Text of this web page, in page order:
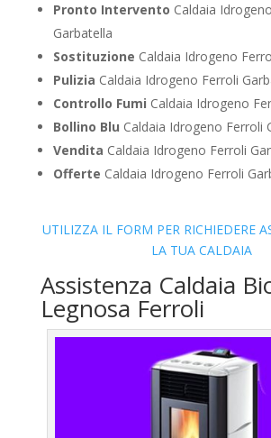
Pronto Intervento Caldaia
Garbatella
Sostituzione Caldaia Idrogeno
Pulizia Caldaia Idrogeno Ferroli
Controllo Fumi Caldaia Idrogeno
Bollino Blu Caldaia Idrogeno Ferroli
Vendita Caldaia Idrogeno Ferroli
Offerte Caldaia Idrogeno Ferroli
UTILIZZA IL FORM PER RICHIEDERE
LA TUA CALDAIA
Assistenza Caldaia
Legnosa Ferroli